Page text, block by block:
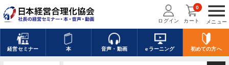
menu
メニュー
ログイン カート
0
経営セミナー 本 音声・動画 eラーニング 初めての方へ
キーワードを入力して探す